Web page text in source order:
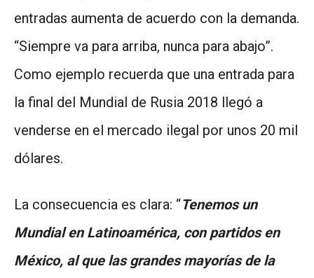
entradas aumenta de acuerdo con la demanda.
“Siempre va para arriba, nunca para abajo”.
Como ejemplo recuerda que una entrada para
la final del Mundial de Rusia 2018 llegó a
venderse en el mercado ilegal por unos 20 mil
dólares.
La consecuencia es clara: “Tenemos un
Mundial en Latinoamérica, con partidos en
México, al que las grandes mayorías de la